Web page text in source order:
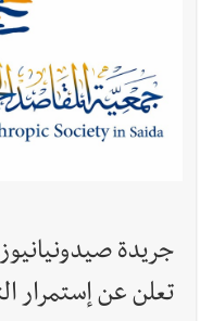
أخبار لبنان حراك
يُحذّر من الفراغ !
جريدة
تعلن عن إستمرار